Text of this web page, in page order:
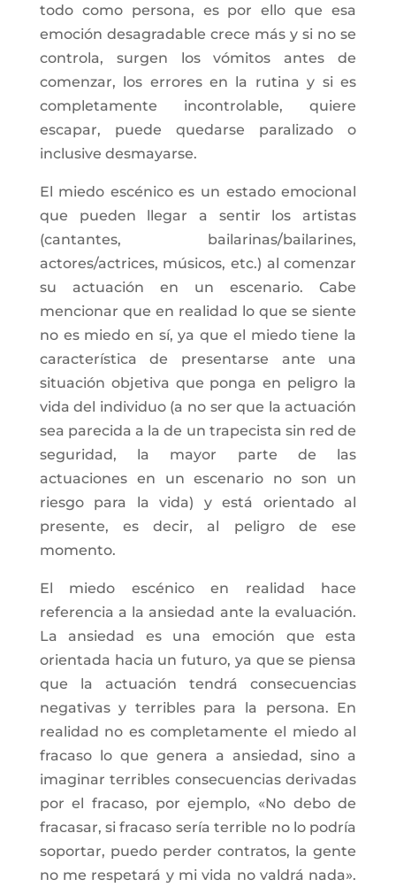
todo como persona, es por ello que esa
emoción desagradable crece más y si no se
controla, surgen los vómitos antes de
comenzar, los errores en la rutina y si es
completamente incontrolable, quiere
escapar, puede quedarse paralizado o
inclusive desmayarse.
El miedo escénico es un estado emocional
que pueden llegar a sentir los artistas
(cantantes, bailarinas/bailarines,
actores/actrices, músicos, etc.) al comenzar
su actuación en un escenario. Cabe
mencionar que en realidad lo que se siente
no es miedo en sí, ya que el miedo tiene la
característica de presentarse ante una
situación objetiva que ponga en peligro la
vida del individuo (a no ser que la actuación
sea parecida a la de un trapecista sin red de
seguridad, la mayor parte de las
actuaciones en un escenario no son un
riesgo para la vida) y está orientado al
presente, es decir, al peligro de ese
momento.
El miedo escénico en realidad hace
referencia a la ansiedad ante la evaluación.
La ansiedad es una emoción que esta
orientada hacia un futuro, ya que se piensa
que la actuación tendrá consecuencias
negativas y terribles para la persona. En
realidad no es completamente el miedo al
fracaso lo que genera a ansiedad, sino a
imaginar terribles consecuencias derivadas
por el fracaso, por ejemplo, «No debo de
fracasar, si fracaso sería terrible no lo podría
soportar, puedo perder contratos, la gente
no me respetará y mi vida no valdrá nada».